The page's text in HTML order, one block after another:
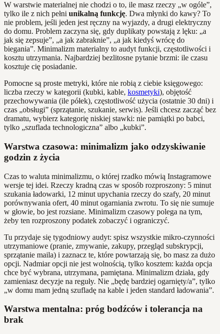
W warstwie materialnej nie chodzi o to, ile masz rzeczy „w ogóle”,
tylko ile z nich pełni unikalną funkcję. Dwa młynki do kawy? To
nie problem, jeśli jeden jest ręczny na wyjazdy, a drugi elektryczny
do domu. Problem zaczyna się, gdy duplikaty powstają z lęku: „a
jak się zepsuje”, „a jak zabraknie”, „a jak kiedyś wrócę do
biegania”. Minimalizm materialny to audyt funkcji, częstotliwości i
kosztu utrzymania. Najbardziej bezlitosne pytanie brzmi: ile czasu
kosztuje cię posiadanie.
Pomocne są proste metryki, które nie robią z ciebie księgowego:
liczba rzeczy w kategorii (kubki, kable, kosmetyki), objętość
przechowywania (ile półek), częstotliwość użycia (ostatnie 30 dni) i
czas „obsługi” (sprzątanie, szukanie, serwis). Jeśli chcesz zacząć bez
dramatu, wybierz kategorię niskiej stawki: nie pamiątki po babci,
tylko „szuflada technologiczna” albo „kubki”.
Warstwa czasowa: minimalizm jako odzyskiwanie
godzin z życia
Czas to waluta minimalizmu, o której rzadko mówią Instagramowe
wersje tej idei. Rzeczy kradną czas w sposób rozproszony: 5 minut
szukania ładowarki, 12 minut upychania rzeczy do szafy, 20 minut
porównywania ofert, 40 minut ogarniania zwrotu. To się nie sumuje
w głowie, bo jest rozsiane. Minimalizm czasowy polega na tym,
żeby ten rozproszony podatek zobaczyć i ograniczyć.
Tu przydaje się tygodniowy audyt: spisz wszystkie mikro-czynności
utrzymaniowe (pranie, zmywanie, zakupy, przegląd subskrypcji,
sprzątanie maila) i zaznacz te, które powtarzają się, bo masz za dużo
opcji. Nadmiar opcji nie jest wolnością, tylko kosztem: każda opcja
chce być wybrana, utrzymana, pamiętana. Minimalizm działa, gdy
zamieniasz decyzje na reguły. Nie „będę bardziej ogarnięty/a”, tylko
„w domu mam jedną szufladę na kable i jeden standard ładowania”.
Warstwa mentalna: próg bodźców i tolerancja na
brak